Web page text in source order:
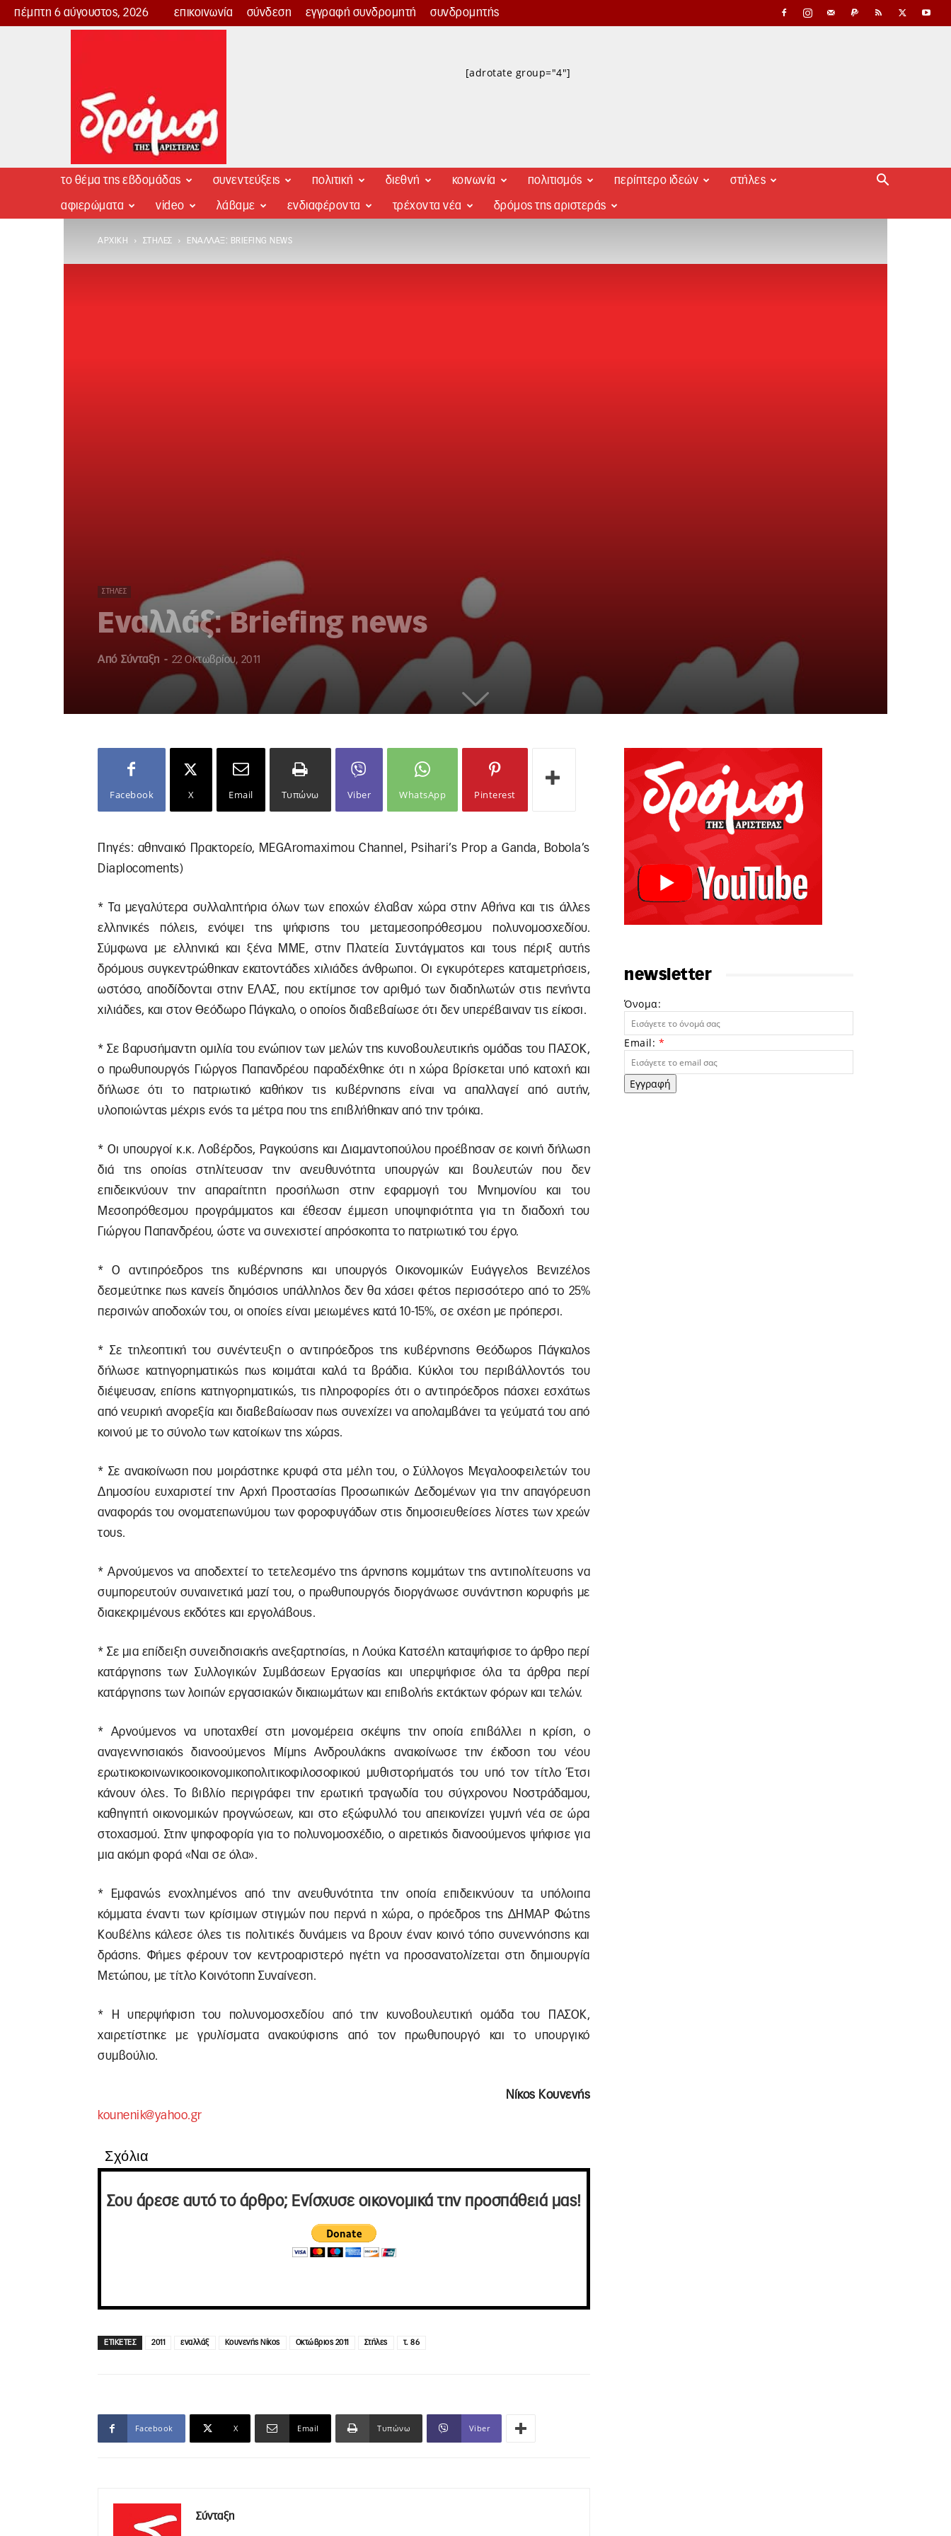
πέμπτη 6 αύγουστος, 2026 επικοινωνία σύνδεση εγγραφή συνδρομητή συνδρομητής
Δρόμος
[adrotate group="4"]
το θέμα της εβδομάδας συνεντεύξεις πολιτική διεθνή κοινωνία πολιτισμός περίπτερο ιδεών στήλες
αφιερώματα video λάβαμε ενδιαφέροντα τρέχοντα νέα δρόμος της αριστεράς
ΑΡΧΙΚΉ ΣΤΉΛΕΣ ΕΝΑΛΛΆΞ: BRIEFING NEWS
ΣΤΉΛΕΣ
Εναλλάξ: Briefing news
Από Σύνταξη - 22 Οκτωβρίου, 2011
Facebook X Email Τυπώνω Viber WhatsApp Pinterest
Πηγές: αθηναικό Πρακτορείο, MEGAromaximou Channel, Psihari’s Prop a Ganda, Bobola’s
Diaplocoments)
* Τα μεγαλύτερα συλλαλητήρια όλων των εποχών έλαβαν χώρα στην Αθήνα και τις άλλες
ελληνικές πόλεις, ενόψει της ψήφισης του μεταμεσοπρόθεσμου πολυνομοσχεδίου.
Σύμφωνα με ελληνικά και ξένα ΜΜΕ, στην Πλατεία Συντάγματος και τους πέριξ αυτής
δρόμους συγκεντρώθηκαν εκατοντάδες χιλιάδες άνθρωποι. Οι εγκυρότερες καταμετρήσεις,
ωστόσο, αποδίδονται στην ΕΛΑΣ, που εκτίμησε τον αριθμό των διαδηλωτών στις πενήντα
χιλιάδες, και στον Θεόδωρο Πάγκαλο, ο οποίος διαβεβαίωσε ότι δεν υπερέβαιναν τις είκοσι.
* Σε βαρυσήμαντη ομιλία του ενώπιον των μελών της κυνοβουλευτικής ομάδας του ΠΑΣΟΚ,
ο πρωθυπουργός Γιώργος Παπανδρέου παραδέχθηκε ότι η χώρα βρίσκεται υπό κατοχή και
δήλωσε ότι το πατριωτικό καθήκον τις κυβέρνησης είναι να απαλλαγεί από αυτήν,
υλοποιώντας μέχρις ενός τα μέτρα που της επιβλήθηκαν από την τρόικα.
* Οι υπουργοί κ.κ. Λοβέρδος, Ραγκούσης και Διαμαντοπούλου προέβησαν σε κοινή δήλωση
διά της οποίας στηλίτευσαν την ανευθυνότητα υπουργών και βουλευτών που δεν
επιδεικνύουν την απαραίτητη προσήλωση στην εφαρμογή του Μνημονίου και του
Μεσοπρόθεσμου προγράμματος και έθεσαν έμμεση υποψηφιότητα για τη διαδοχή του
Γιώργου Παπανδρέου, ώστε να συνεχιστεί απρόσκοπτα το πατριωτικό του έργο.
* Ο αντιπρόεδρος της κυβέρνησης και υπουργός Οικονομικών Ευάγγελος Βενιζέλος
δεσμεύτηκε πως κανείς δημόσιος υπάλληλος δεν θα χάσει φέτος περισσότερο από το 25%
περσινών αποδοχών του, οι οποίες είναι μειωμένες κατά 10-15%, σε σχέση με πρόπερσι.
* Σε τηλεοπτική του συνέντευξη ο αντιπρόεδρος της κυβέρνησης Θεόδωρος Πάγκαλος
δήλωσε κατηγορηματικώς πως κοιμάται καλά τα βράδια. Κύκλοι του περιβάλλοντός του
διέψευσαν, επίσης κατηγορηματικώς, τις πληροφορίες ότι ο αντιπρόεδρος πάσχει εσχάτως
από νευρική ανορεξία και διαβεβαίωσαν πως συνεχίζει να απολαμβάνει τα γεύματά του από
κοινού με το σύνολο των κατοίκων της χώρας.
* Σε ανακοίνωση που μοιράστηκε κρυφά στα μέλη του, ο Σύλλογος Μεγαλοοφειλετών του
Δημοσίου ευχαριστεί την Αρχή Προστασίας Προσωπικών Δεδομένων για την απαγόρευση
αναφοράς του ονοματεπωνύμου των φοροφυγάδων στις δημοσιευθείσες λίστες των χρεών
τους.
* Αρνούμενος να αποδεχτεί το τετελεσμένο της άρνησης κομμάτων της αντιπολίτευσης να
συμπορευτούν συναινετικά μαζί του, ο πρωθυπουργός διοργάνωσε συνάντηση κορυφής με
διακεκριμένους εκδότες και εργολάβους.
* Σε μια επίδειξη συνειδησιακής ανεξαρτησίας, η Λούκα Κατσέλη καταψήφισε το άρθρο περί
κατάργησης των Συλλογικών Συμβάσεων Εργασίας και υπερψήφισε όλα τα άρθρα περί
κατάργησης των λοιπών εργασιακών δικαιωμάτων και επιβολής εκτάκτων φόρων και τελών.
* Αρνούμενος να υποταχθεί στη μονομέρεια σκέψης την οποία επιβάλλει η κρίση, ο
αναγεννησιακός διανοούμενος Μίμης Ανδρουλάκης ανακοίνωσε την έκδοση του νέου
ερωτικοκοινωνικοοικονομικοπολιτικοφιλοσοφικού μυθιστορήματός του υπό τον τίτλο Έτσι
κάνουν όλες. Το βιβλίο περιγράφει την ερωτική τραγωδία του σύγχρονου Νοστράδαμου,
καθηγητή οικονομικών προγνώσεων, και στο εξώφυλλό του απεικονίζει γυμνή νέα σε ώρα
στοχασμού. Στην ψηφοφορία για το πολυνομοσχέδιο, ο αιρετικός διανοούμενος ψήφισε για
μια ακόμη φορά «Ναι σε όλα».
* Εμφανώς ενοχλημένος από την ανευθυνότητα την οποία επιδεικνύουν τα υπόλοιπα
κόμματα έναντι των κρίσιμων στιγμών που περνά η χώρα, ο πρόεδρος της ΔΗΜΑΡ Φώτης
Κουβέλης κάλεσε όλες τις πολιτικές δυνάμεις να βρουν έναν κοινό τόπο συνεννόησης και
δράσης. Φήμες φέρουν τον κεντροαριστερό ηγέτη να προσανατολίζεται στη δημιουργία
Μετώπου, με τίτλο Κοινότοπη Συναίνεση.
* Η υπερψήφιση του πολυνομοσχεδίου από την κυνοβουλευτική ομάδα του ΠΑΣΟΚ,
χαιρετίστηκε με γρυλίσματα ανακούφισης από τον πρωθυπουργό και το υπουργικό
συμβούλιο.
Νίκος Κουνενής
kounenik@yahoo.gr
Σχόλια
Σου άρεσε αυτό το άρθρο; Ενίσχυσε οικονομικά την προσπάθειά μας!
ΕΤΙΚΕΤΕΣ 2011 εναλλάξ Κουνενής Νίκος Οκτώβριος 2011 Στήλες τ. 86
Facebook X Email Τυπώνω Viber
Σύνταξη
newsletter
Όνομα:
Email: *
Εγγραφή